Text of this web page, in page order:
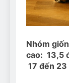
Nhóm
cao: 13,5
17 đến